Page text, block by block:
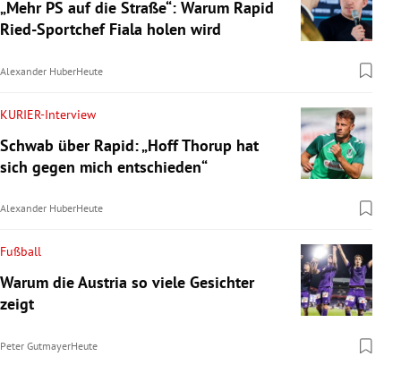
„Mehr PS auf die Straße“: Warum Rapid
Ried-Sportchef Fiala holen wird
Alexander HuberHeute
KURIER-Interview
Schwab über Rapid: „Hoff Thorup hat
sich gegen mich entschieden“
Alexander HuberHeute
Fußball
Warum die Austria so viele Gesichter
zeigt
Peter GutmayerHeute